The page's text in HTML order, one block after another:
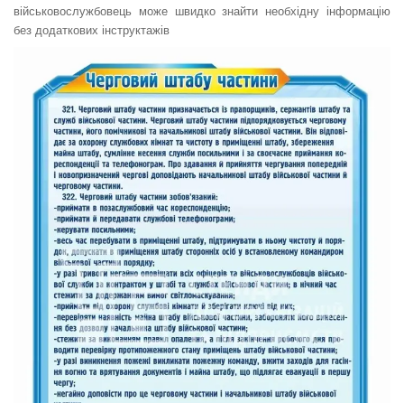
військовослужбовець може швидко знайти необхідну інформацію
без додаткових інструктажів